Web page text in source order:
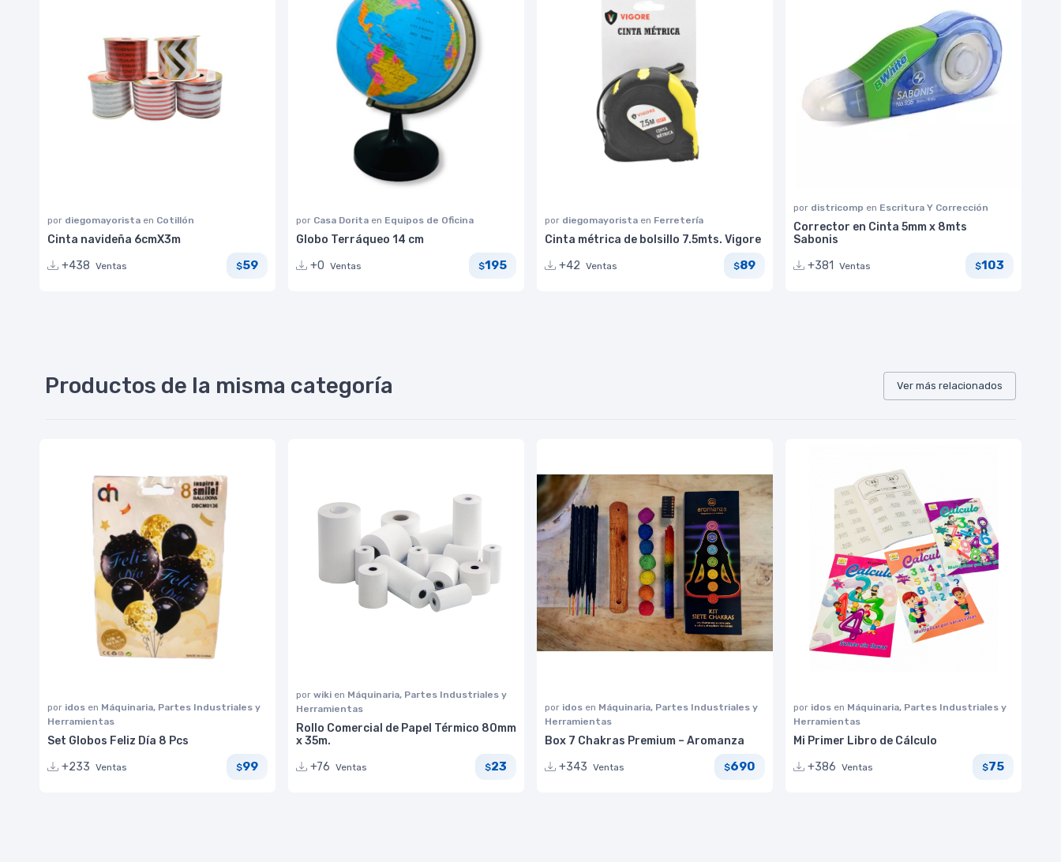
por diegomayorista en Cotillón
Cinta navideña 6cmX3m
+438 Ventas $59
por Casa Dorita en Equipos de Oficina
Globo Terráqueo 14 cm
+0 Ventas $195
por diegomayorista en Ferretería
Cinta métrica de bolsillo 7.5mts. Vigore
+42 Ventas $89
por districomp en Escritura Y Corrección
Corrector en Cinta 5mm x 8mts
Sabonis
+381
Ventas $103
Productos de la misma categoría Ver más relacionados
por idos en Máquinaria, Partes Industriales y
Herramientas
Set Globos Feliz Día 8 Pcs
+233 Ventas $99
por wiki en Máquinaria, Partes Industriales y
Herramientas
Rollo Comercial de Papel Térmico 80mm
x 35m.
+76 Ventas $23
por idos en Máquinaria, Partes Industriales y
Herramientas
Box 7 Chakras Premium – Aromanza
+343 Ventas $690
por idos en Máquinaria, Partes Industriales y
Herramientas
Mi Primer Libro de Cálculo
+386 Ventas $75